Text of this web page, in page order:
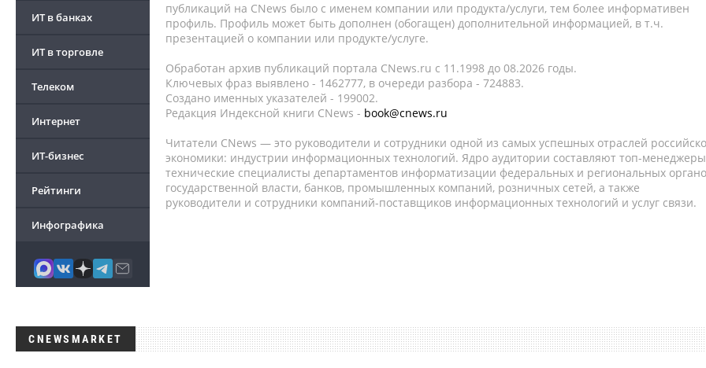
ИТ в банках
ИТ в торговле
Телеком
Интернет
ИТ-бизнес
Рейтинги
Инфографика
публикаций на CNews было с именем компании или продукта/услуги, тем более информативен
профиль. Профиль может быть дополнен (обогащен) дополнительной информацией, в т.ч.
презентацией о компании или продукте/услуге.
Обработан архив публикаций портала CNews.ru c 11.1998 до 08.2026 годы.
Ключевых фраз выявлено - 1462777, в очереди разбора - 724883.
Создано именных указателей - 199002.
Редакция Индексной книги CNews - book@cnews.ru
Читатели CNews — это руководители и сотрудники одной из самых успешных отраслей
экономики: индустрии информационных технологий. Ядро аудитории составляют топ-
технические специалисты департаментов информатизации федеральных и региональных
государственной власти, банков, промышленных компаний, розничных сетей, а также
руководители и сотрудники компаний-поставщиков информационных технологий и услуг связи.
CNEWSMARKET